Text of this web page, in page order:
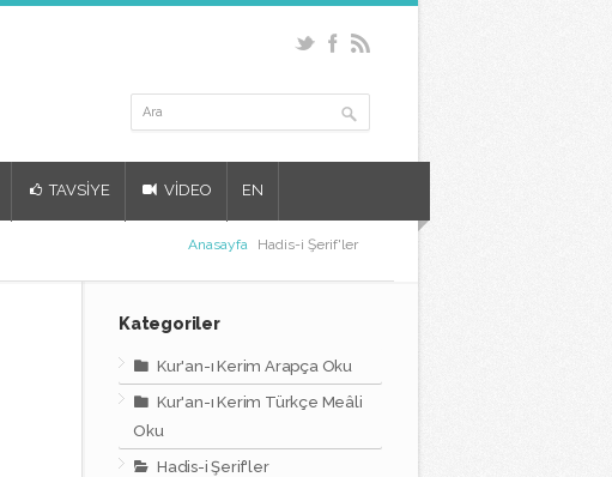
TAVSİYE VİDEO EN
Anasayfa Hadis-i Şerif'ler
Kategoriler
Kur'an-ı Kerim Arapça Oku
Kur'an-ı Kerim Türkçe Meâli
Oku
Hadis-i Şerif'ler